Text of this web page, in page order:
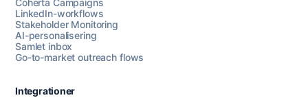
Coherta Campaigns
LinkedIn-workflows
Stakeholder Monitoring
AI-personalisering
Samlet inbox
Go-to-market outreach flows
Integrationer